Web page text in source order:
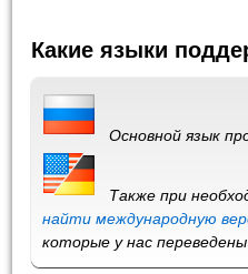
Какие языки
Основной язык
Также при
найти международную
которые у нас